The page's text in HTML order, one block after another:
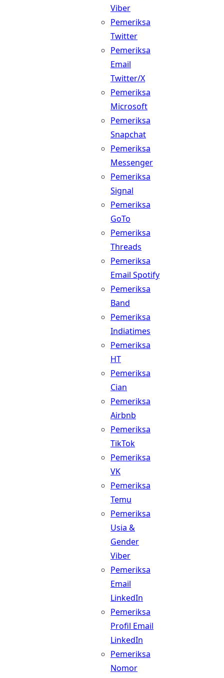
Viber
Pemeriksa
Twitter
Pemeriksa
Email
Twitter/X
Pemeriksa
Microsoft
Pemeriksa
Snapchat
Pemeriksa
Messenger
Pemeriksa
Signal
Pemeriksa
GoTo
Pemeriksa
Threads
Pemeriksa
Email Spotify
Pemeriksa
Band
Pemeriksa
Indiatimes
Pemeriksa
HT
Pemeriksa
Cian
Pemeriksa
Airbnb
Pemeriksa
TikTok
Pemeriksa
VK
Pemeriksa
Temu
Pemeriksa
Usia &
Gender
Viber
Pemeriksa
Email
LinkedIn
Pemeriksa
Profil Email
LinkedIn
Pemeriksa
Nomor